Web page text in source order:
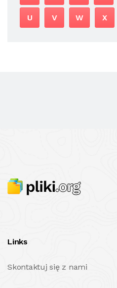
U V W X
Links
Skontaktuj się z nami